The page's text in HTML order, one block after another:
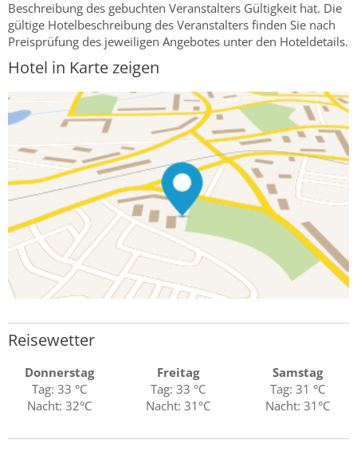
Beschreibung des gebuchten Veranstalters Gültigkeit hat. Die
gültige Hotelbeschreibung des Veranstalters finden Sie nach
Preisprüfung des jeweiligen Angebotes unter den Hoteldetails.
Hotel in Karte zeigen
Reisewetter
Donnerstag
Tag: 33 °C
Nacht: 32°C
Freitag
Tag: 33 °C
Nacht: 31°C
Samstag
Tag: 31 °C
Nacht: 31°C